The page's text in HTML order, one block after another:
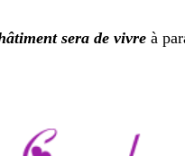
sera de vivre à